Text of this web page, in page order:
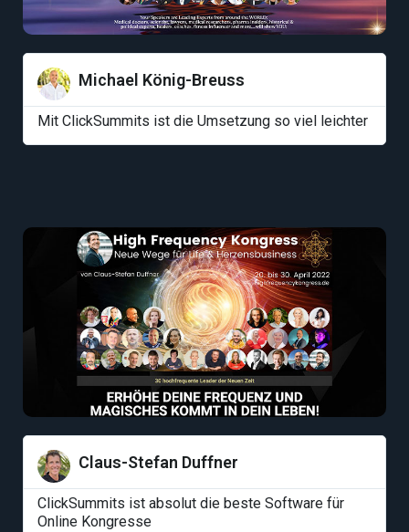
Michael König-Breuss
Mit ClickSummits ist die Umsetzung so viel leichter
Claus-Stefan Duffner
ClickSummits ist absolut die beste Software für
Online Kongresse